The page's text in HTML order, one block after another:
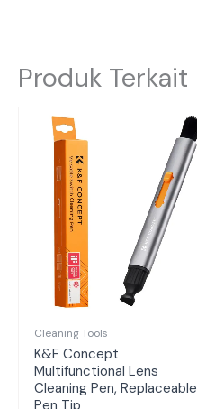
Produk Terkait
Cleaning Tools
K&F Concept
Multifunctional Lens
Cleaning Pen, Replaceable
Pen Tip